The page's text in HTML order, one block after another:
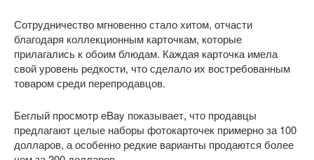
Сотрудничество мгновенно стало хитом, отчасти
благодаря коллекционным карточкам, которые
прилагались к обоим блюдам. Каждая карточка имела
свой уровень редкости, что сделало их востребованным
товаром среди перепродавцов.
Беглый просмотр eBay показывает, что продавцы
предлагают целые наборы фотокарточек примерно за 100
долларов, а особенно редкие варианты продаются более